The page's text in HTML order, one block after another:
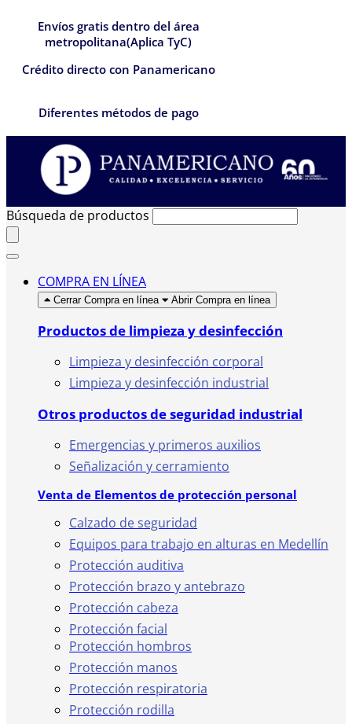
Envíos gratis dentro del área
metropolitana(Aplica TyC)
Crédito directo con Panamericano
Diferentes métodos de pago
Búsqueda de productos
COMPRA EN LÍNEA
Cerrar Compra en línea Abrir Compra en línea
Productos de limpieza y desinfección
Limpieza y desinfección corporal
Limpieza y desinfección industrial
Otros productos de seguridad industrial
Emergencias y primeros auxilios
Señalización y cerramiento
Venta de Elementos de protección personal
Calzado de seguridad
Equipos para trabajo en alturas en Medellín
Protección auditiva
Protección brazo y antebrazo
Protección cabeza
Protección facial
Protección hombros
Protección manos
Protección respiratoria
Protección rodilla